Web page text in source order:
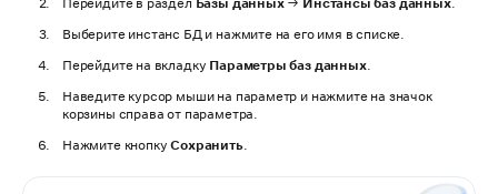
Перейдите в раздел Базы данных→ Инстансы баз данных.
Выберите инстанс БД и нажмите на его имя в списке.
Перейдите на вкладку Параметры баз данных.
Наведите курсор мыши на параметр и нажмите на значок
корзины справа от параметра.
Нажмите кнопкуСохранить.